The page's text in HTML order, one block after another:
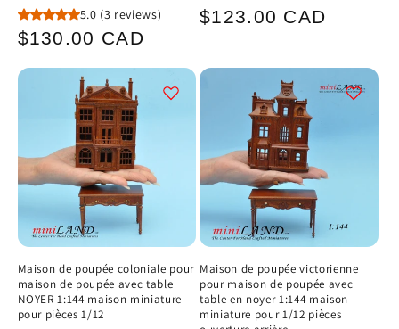
5.0 (3 reviews)
Prix
$130.00 CAD
Prix
$123.00 CAD
Maison de poupée coloniale pour
maison de poupée avec table
NOYER 1:144 maison miniature
pour pièces 1/12
Maison de poupée victorienne
pour maison de poupée avec
table en noyer 1:144 maison
miniature pour 1/12 pièces